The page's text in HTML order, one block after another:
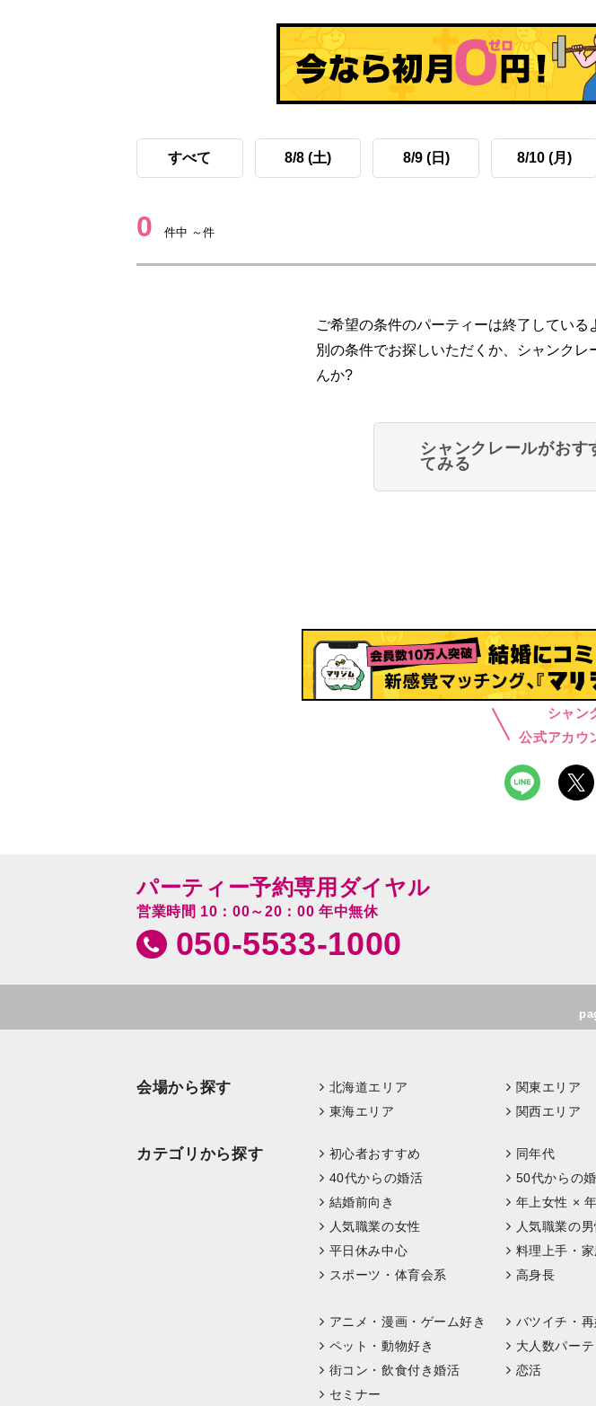
すべて 8/8 (土) 8/9 (日) 8/10 (月)
0 件中 ～件
ご希望の条件のパーティーは終了している
別の条件でお探しいただくか、シャンク
んか?
シャンクレールがおす
てみる
シャン
公式アカウ
パーティー予約専用ダイヤル
営業時間 10：00～20：00 年中無休
050-5533-1000
会場から探す 北海道エリア 関東エリア
東海エリア
関西エリア
カテゴリから探す 初心者おすすめ 同年代
40代からの婚活
50代からの
結婚前向き
年上女性 ×
人気職業の女性
人気職業の男
平日休み中心
料理上手・
スポーツ・体育会系
高身長
アニメ・漫画・ゲーム好き
バツイチ・
ペット・動物好き
大人数パー
街コン・飲食付き婚活
恋活
セミナー